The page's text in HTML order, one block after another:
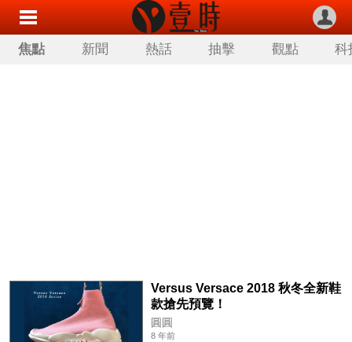
焦點 新聞 熱話 抽擊 觀點 科
Versus Versace 2018 秋冬全新鞋
款搶先預覽！
圓圓
8 年前